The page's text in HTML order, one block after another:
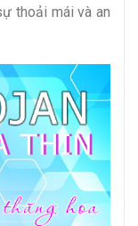
thoải mái và an